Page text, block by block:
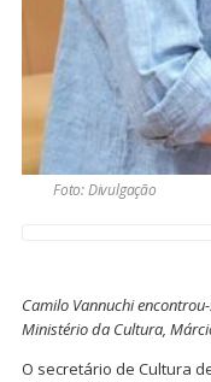
Foto: Divulgação
Camilo Vannuchi
Ministério da Cultura,
O secretário de Cultura